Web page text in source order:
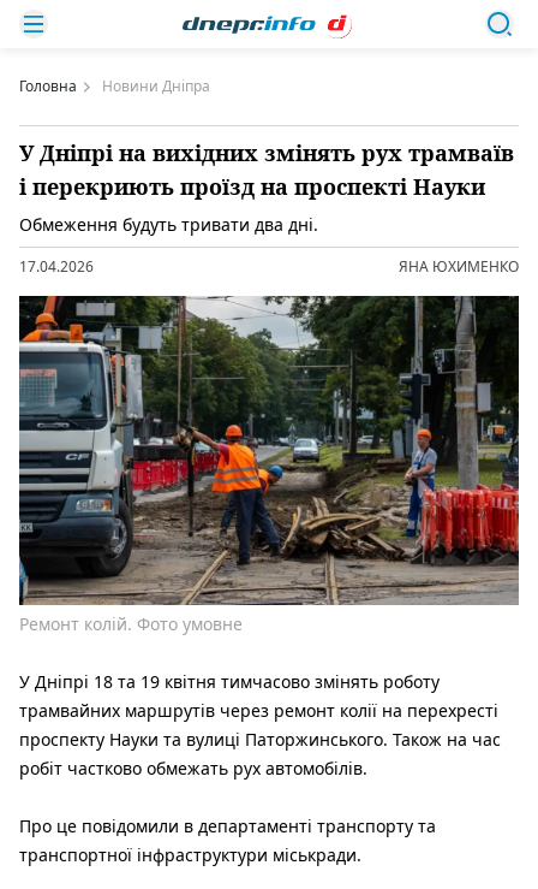
Головна Новини Дніпра
У Дніпрі на вихідних змінять рух трамваїв
і перекриють проїзд на проспекті Науки
Обмеження будуть тривати два дні.
17.04.2026 ЯНА ЮХИМЕНКО
Ремонт колій. Фото умовне
У Дніпрі 18 та 19 квітня тимчасово змінять роботу
трамвайних маршрутів через ремонт колії на перехресті
проспекту Науки та вулиці Паторжинського. Також на час
робіт частково обмежать рух автомобілів.
Про це повідомили в департаменті транспорту та
транспортної інфраструктури міськради.